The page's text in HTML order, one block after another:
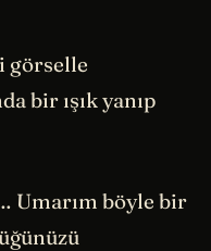
görselle
bir ışık yanıp
Umarım böyle bir